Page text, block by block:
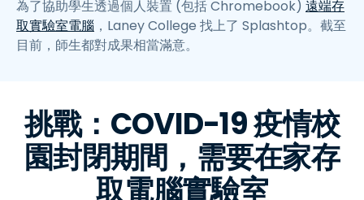
為了協助學生透過個人裝置 (包括 Chromebook) 遠端存
取實驗室電腦 ，Laney College 找上了 Splashtop。截至
目前，師生都對成果相當滿意。
挑戰：COVID-19 疫情校
園封閉期間，需要在家存
取電腦實驗室